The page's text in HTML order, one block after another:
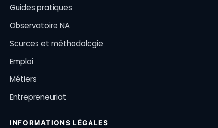
Guides pratiques
Observatoire NA
Sources et méthodologie
Emploi
Métiers
Entrepreneuriat
INFORMATIONS LÉGALES